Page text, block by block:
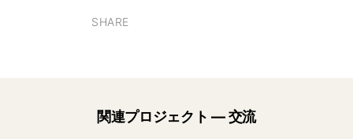
SHARE
関連プロジェクト — 交流
日本 2025